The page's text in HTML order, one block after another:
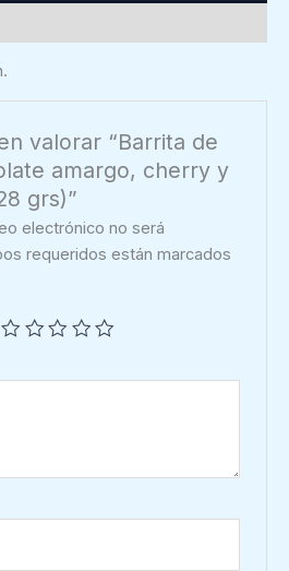
valorar “Barrita de
amargo, cherry y
grs)”
electrónico no será
requeridos están marcados